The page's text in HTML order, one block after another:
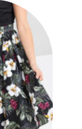
Ajouter
à la liste
des
souhaits